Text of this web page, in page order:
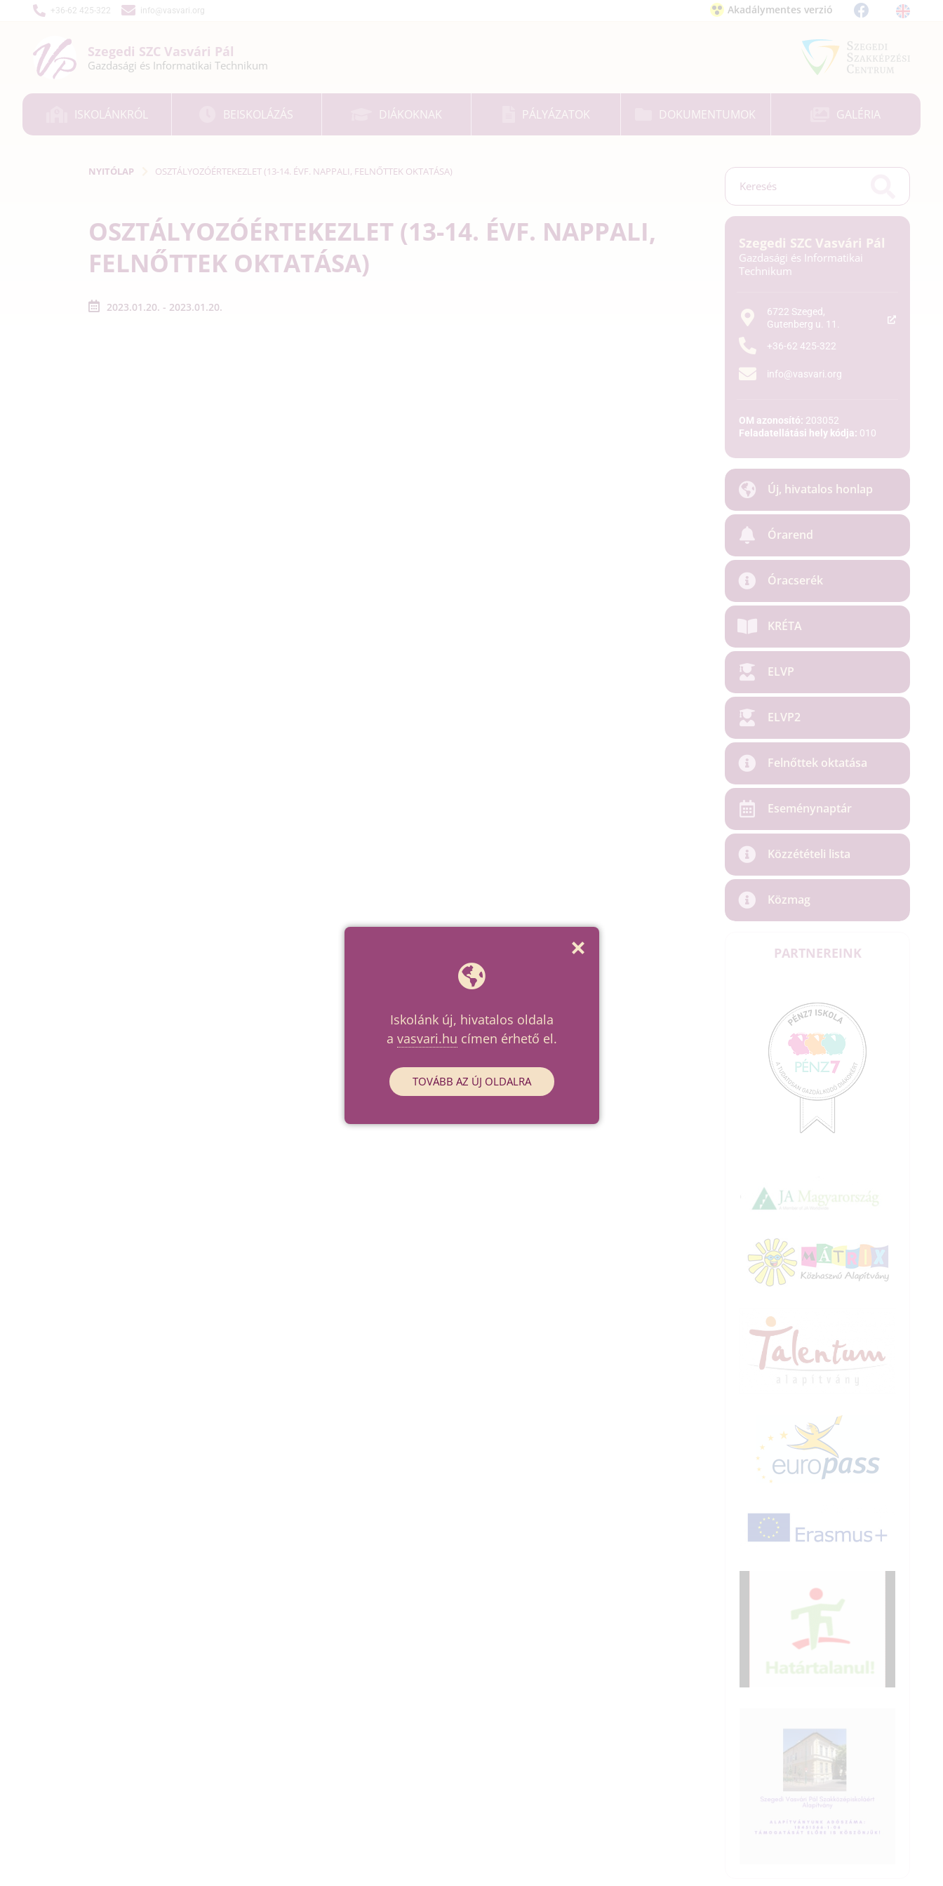
+36-62 425-322 info@vasvari.org Akadálymentes verzió
Szegedi SZC Vasvári Pál
Gazdasági és Informatikai Technikum
ISKOLÁNKRÓL BEISKOLÁZÁS DIÁKOKNAK PÁLYÁZATOK DOKUMENTUMOK GALÉRIA
NYITÓLAP OSZTÁLYOZÓÉRTEKEZLET (13-14. ÉVF. NAPPALI, FELNŐTTEK OKTATÁSA)
OSZTÁLYOZÓÉRTEKEZLET (13-14. ÉVF. NAPPALI,
FELNŐTTEK OKTATÁSA)
2023.01.20. - 2023.01.20.
Szegedi SZC Vasvári Pál
Gazdasági és Informatikai
Technikum
6722 Szeged,
Gutenberg u. 11.
+36-62 425-322
info@vasvari.org
OM azonosító: 203052
Feladatellátási hely kódja: 010
Új, hivatalos honlap
Órarend
Óracserék
KRÉTA
ELVP
ELVP2
Felnőttek oktatása
Eseménynaptár
Közzétételi lista
Közmag
PARTNEREINK
Iskolánk új, hivatalos oldala
a vasvari.hu címen érhető el.
TOVÁBB AZ ÚJ OLDALRA